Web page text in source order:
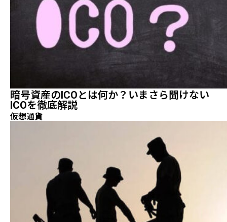
暗号資産のICOとは何か？いまさら聞けない
ICOを徹底解説
仮想通貨